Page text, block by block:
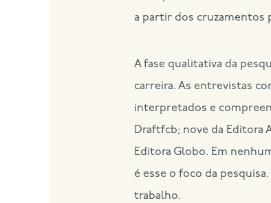
a partir dos cruzamentos
A fase qualitativa da
carreira. As entrevistas
interpretados e
Draftfcb; nove da Editora
Editora Globo. Em
é esse o foco da
trabalho.